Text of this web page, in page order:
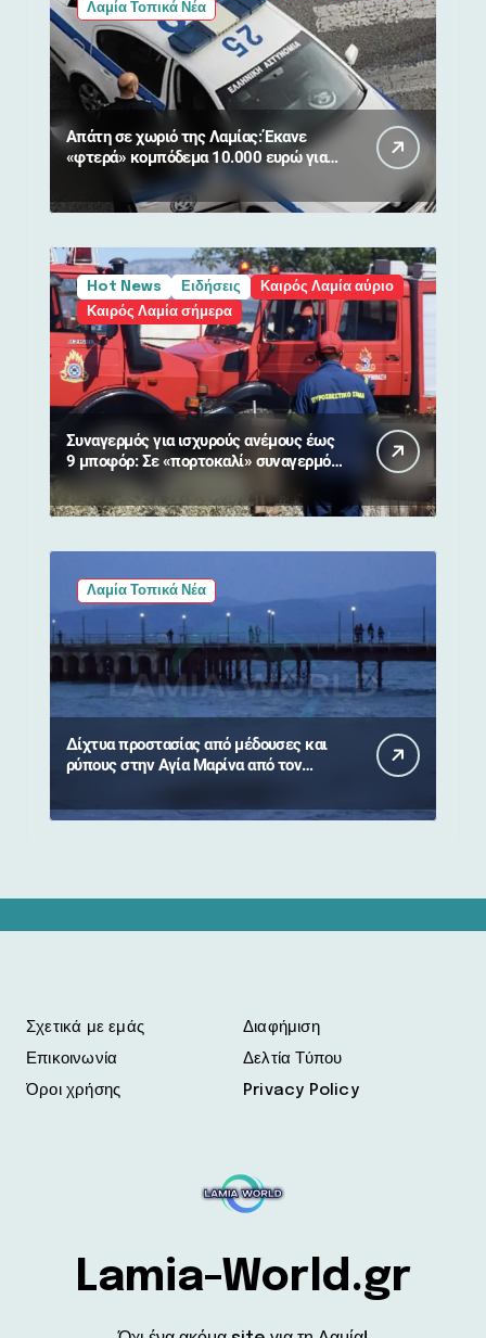
Λαμία Τοπικά Νέα
Απάτη σε χωριό της Λαμίας: Έκανε
«φτερά» κομπόδεμα 10.000 ευρώ για
Hot News Ειδήσεις
Καιρός Λαμία αύριο
Καιρός Λαμία σήμερα
Συναγερμός για ισχυρούς ανέμους έως
9 μποφόρ: Σε «πορτοκαλί» συναγερμό
η Στερεά Ελλάδα
Λαμία Τοπικά Νέα
Δίχτυα προστασίας από μέδουσες και
ρύπους στην Αγία Μαρίνα από τον
Σχετικά με εμάς
Επικοινωνία
Όροι χρήσης
Διαφήμιση
Δελτία Τύπου
Privacy Policy
Lamia-World.gr